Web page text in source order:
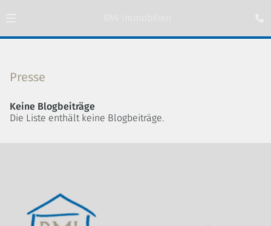
Presse
Keine Blogbeiträge
Die Liste enthält keine Blogbeiträge.